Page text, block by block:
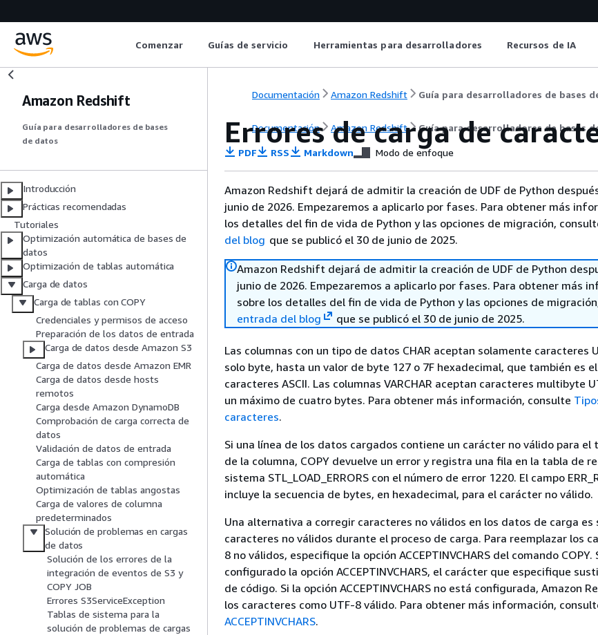
Comenzar Guías de servicio Herramientas para desarrolladores Recursos de IA
Amazon Redshift
Guía para desarrolladores de bases
de datos
Introducción
Prácticas recomendadas
Tutoriales
Optimización automática de bases de
datos
Optimización de tablas automática
Carga de datos
Carga de tablas con COPY
Credenciales y permisos de acceso
Preparación de los datos de entrada
Carga de datos desde Amazon S3
Carga de datos desde Amazon EMR
Carga de datos desde hosts
remotos
Carga desde Amazon DynamoDB
Comprobación de carga correcta de
datos
Validación de datos de entrada
Carga de tablas con compresión
automática
Optimización de tablas angostas
Carga de valores de columna
predeterminados
Solución de problemas en cargas
de datos
Solución de los errores de la
integración de eventos de S3 y
COPY JOB
Errores S3ServiceException
Tablas de sistema para la
solución de problemas de cargas
Documentación Amazon Redshift Guía para desarrolladores de bases
Documentación Amazon Redshift Guía para desarrolladores de bases
Errores de carga de
PDF RSS Markdown Modo de enfoque
Amazon Redshift dejará de admitir la creación de UDF de Python
junio de 2026. Empezaremos a aplicarlo por fases. Para obtener más
los detalles del fin de vida de Python y las opciones de migración,
del blog que se publicó el 30 de junio de 2025.
Amazon Redshift dejará de admitir la creación de UDF de Python
junio de 2026. Empezaremos a aplicarlo por fases. Para obtener más
sobre los detalles del fin de vida de Python y las opciones de
entrada del blog
que se publicó el 30 de junio de 2025.
Las columnas con un tipo de datos CHAR aceptan solamente caracteres
solo byte, hasta un valor de byte 127 o 7F hexadecimal, que también es
caracteres ASCII. Las columnas VARCHAR aceptan caracteres multibyte
un máximo de cuatro bytes. Para obtener más información, consulte
caracteres.
Si una línea de los datos cargados contiene un carácter no válido para el
de la columna, COPY devuelve un error y registra una fila en la tabla de
sistema STL_LOAD_ERRORS con el número de error 1220. El campo
incluye la secuencia de bytes, en hexadecimal, para el carácter no válido.
Una alternativa a corregir caracteres no válidos en los datos de carga
caracteres no válidos durante el proceso de carga. Para reemplazar los
8 no válidos, especifique la opción ACCEPTINVCHARS del comando COPY.
configurado la opción ACCEPTINVCHARS, el carácter que especifique
de código. Si la opción ACCEPTINVCHARS no está configurada, Amazon
los caracteres como UTF-8 válido. Para obtener más información,
ACCEPTINVCHARS.